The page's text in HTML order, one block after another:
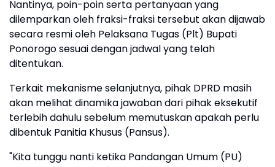
​Nantinya, poin-poin serta pertanyaan yang
dilemparkan oleh fraksi-fraksi tersebut akan dijawab
secara resmi oleh Pelaksana Tugas (Plt) Bupati
Ponorogo sesuai dengan jadwal yang telah
ditentukan.
​Terkait mekanisme selanjutnya, pihak DPRD masih
akan melihat dinamika jawaban dari pihak eksekutif
terlebih dahulu sebelum memutuskan apakah perlu
dibentuk Panitia Khusus (Pansus).
​"Kita tunggu nanti ketika Pandangan Umum (PU)